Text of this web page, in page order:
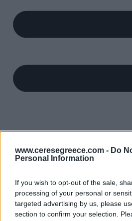
www.ceresegreece.com - Do
Personal Information
If you wish to opt-out of the sale,
processing of your personal or
targeted advertising by us, please
section to confirm your selection.